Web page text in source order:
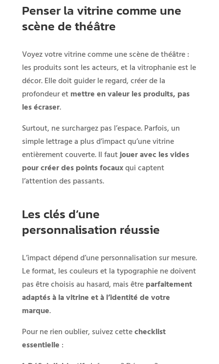
Penser la vitrine comme une
scène de théâtre
Voyez votre vitrine comme une scène de théâtre :
les produits sont les acteurs, et la vitrophanie est le
décor. Elle doit guider le regard, créer de la
profondeur etmettre en valeur les produits, pas
les écraser.
Surtout, ne surchargez pas l’espace. Parfois, un
simple lettrage a plus d’impact qu’une vitrine
entièrement couverte. Il fautjouer avec les vides
pour créer des points focauxqui captent
l’attention des passants.
Les clés d’une
personnalisation réussie
L’impact dépend d’une personnalisation sur mesure.
Le format, les couleurs et la typographie ne doivent
pas être choisis au hasard, mais êtreparfaitement
adaptés à la vitrine et à l’identité de votre
marque.
Pour ne rien oublier, suivez cettechecklist
essentielle :